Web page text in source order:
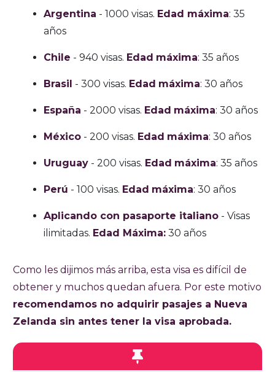
Argentina - 1000 visas. Edad máxima: 35
años
Chile - 940 visas. Edad máxima: 35 años
Brasil - 300 visas. Edad máxima: 30 años
España - 2000 visas. Edad máxima: 30 años
México - 200 visas. Edad máxima: 30 años
Uruguay - 200 visas. Edad máxima: 35 años
Perú - 100 visas. Edad máxima: 30 años
Aplicando con pasaporte italiano - Visas
ilimitadas. Edad Máxima: 30 años
Como les dijimos más arriba, esta visa es difícil de
obtener y muchos quedan afuera. Por este motivo
recomendamos no adquirir pasajes a Nueva
Zelanda sin antes tener la visa aprobada.